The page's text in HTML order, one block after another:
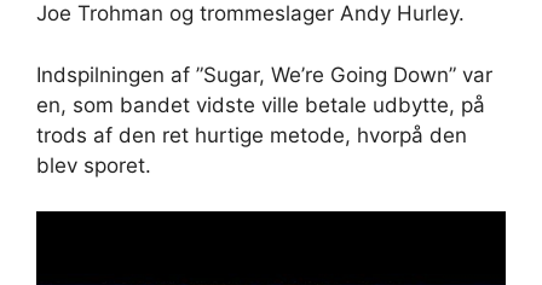
Joe Trohman og trommeslager Andy Hurley.
Indspilningen af ​​”Sugar, We’re Going Down” var
en, som bandet vidste ville betale udbytte, på
trods af den ret hurtige metode, hvorpå den
blev sporet.